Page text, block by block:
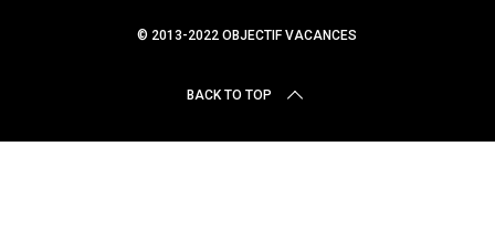
© 2013-2022 OBJECTIF VACANCES
BACK TO TOP